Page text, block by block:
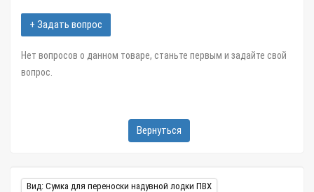
+ Задать вопрос
Нет вопросов о данном товаре, станьте первым и задайте свой
вопрос.
Вернуться
Вид: Сумка для переноски надувной лодки ПВХ